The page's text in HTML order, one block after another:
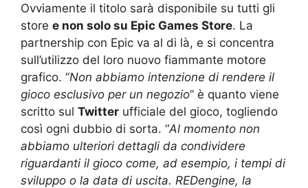
Ovviamente il titolo sarà disponibile su tutti gli
store e non solo su Epic Games Store. La
partnership con Epic va al di là, e si concentra
sull’utilizzo del loro nuovo fiammante motore
grafico. “Non abbiamo intenzione di rendere il
gioco esclusivo per un negozio” è quanto viene
scritto sul Twitter ufficiale del gioco, togliendo
così ogni dubbio di sorta. “Al momento non
abbiamo ulteriori dettagli da condividere
riguardanti il gioco come, ad esempio, i tempi di
sviluppo o la data di uscita. REDengine, la